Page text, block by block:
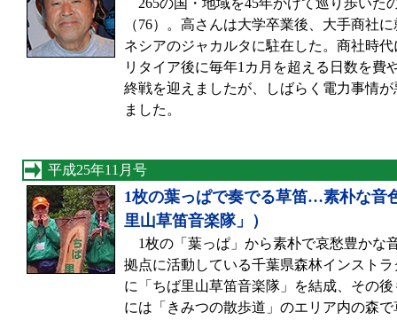
265の国・地域を45年かけて巡り歩いた
（76）。高さんは大学卒業後、大手商社
ネシアのジャカルタに駐在した。商社時
リタイア後に毎年1カ月を超える日数を費
終戦を迎えましたが、しばらく電力事情
ました。
平成25年11月号
1枚の葉っぱで奏でる草笛…素朴な音
里山草笛音楽隊」）
1枚の「葉っぱ」から素朴で哀愁豊かな
拠点に活動している千葉県森林インスト
に「ちば里山草笛音楽隊」を結成、その
には「きみつの散歩道」のエリア内の森